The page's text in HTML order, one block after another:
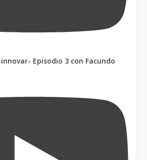
Episodio 3 con Facundo